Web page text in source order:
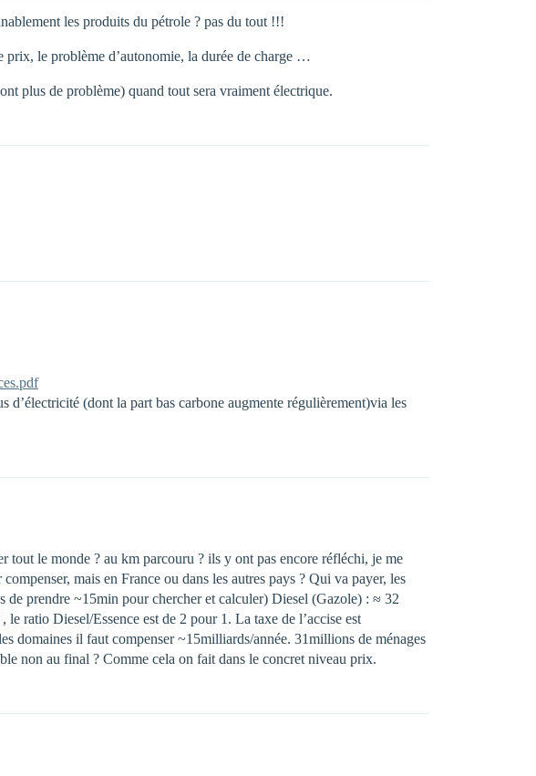
les produits du pétrole ? pas du tout !!!
prix, le problème d’autonomie, la durée de charge …
plus de problème) quand tout sera vraiment électrique.
(dont la part bas carbone augmente régulièrement)via les
le monde ? au km parcouru ? ils y ont pas encore réfléchi, je me
mais en France ou dans les autres pays ? Qui va payer, les
de prendre ~15min pour chercher et calculer) Diesel (Gazole) : ≈ 32
ratio Diesel/Essence est de 2 pour 1. La taxe de l’accise est
domaines il faut compenser ~15milliards/année. 31millions de ménages
non au final ? Comme cela on fait dans le concret niveau prix.